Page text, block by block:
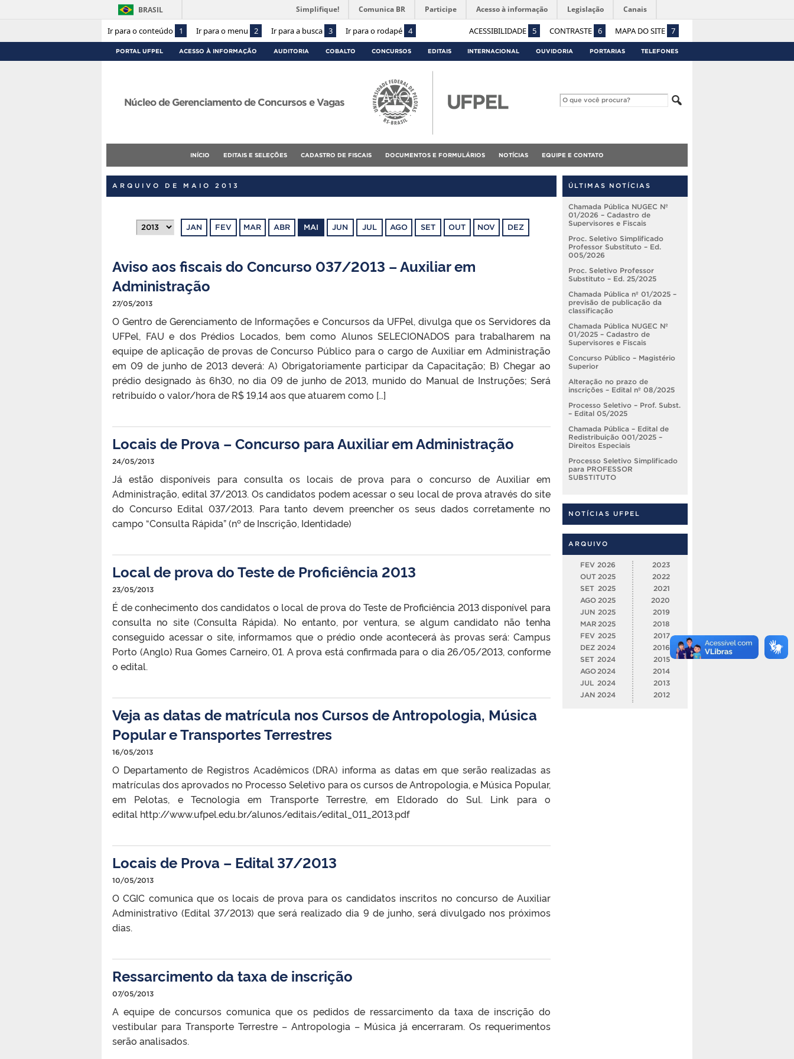
Ir para o conteúdo 1 Ir para o menu 2 Ir para a busca 3 Ir para o rodapé 4 ACESSIBILIDADE 5 CONTRASTE 6 MAPA DO SITE 7
BRASIL Simplifique! Comunica BR Participe Acesso à informação Legislação Canais
PORTAL UFPEL ACESSO À INFORMAÇÃO AUDITORIA COBALTO CONCURSOS EDITAIS INTERNACIONAL OUVIDORIA PORTARIAS TELEFONES
Núcleo de Gerenciamento de Concursos e Vagas
INÍCIO EDITAIS E SELEÇÕES CADASTRO DE FISCAIS DOCUMENTOS E FORMULÁRIOS NOTÍCIAS EQUIPE E CONTATO
ARQUIVO DE MAIO 2013
JAN FEV MAR ABR MAI JUN JUL AGO SET OUT NOV DEZ
Aviso aos fiscais do Concurso 037/2013 – Auxiliar em
Administração
27/05/2013
O Gentro de Gerenciamento de Informações e Concursos da UFPel, divulga que os Servidores da
UFPel, FAU e dos Prédios Locados, bem como Alunos SELECIONADOS para trabalharem na
equipe de aplicação de provas de Concurso Público para o cargo de Auxiliar em Administração
em 09 de junho de 2013 deverá: A) Obrigatoriamente participar da Capacitação; B) Chegar ao
prédio designado às 6h30, no dia 09 de junho de 2013, munido do Manual de Instruções; Será
retribuído o valor/hora de R$ 19,14 aos que atuarem como […]
Locais de Prova – Concurso para Auxiliar em Administração
24/05/2013
Já estão disponíveis para consulta os locais de prova para o concurso de Auxiliar em
Administração, edital 37/2013. Os candidatos podem acessar o seu local de prova através do site
do Concurso Edital 037/2013. Para tanto devem preencher os seus dados corretamente no
campo “Consulta Rápida” (nº de Inscrição, Identidade)
Local de prova do Teste de Proficiência 2013
23/05/2013
É de conhecimento dos candidatos o local de prova do Teste de Proficiência 2013 disponível para
consulta no site (Consulta Rápida). No entanto, por ventura, se algum candidato não tenha
conseguido acessar o site, informamos que o prédio onde acontecerá às provas será: Campus
Porto (Anglo) Rua Gomes Carneiro, 01. A prova está confirmada para o dia 26/05/2013, conforme
o edital.
Veja as datas de matrícula nos Cursos de Antropologia, Música
Popular e Transportes Terrestres
16/05/2013
O Departamento de Registros Acadêmicos (DRA) informa as datas em que serão realizadas as
matrículas dos aprovados no Processo Seletivo para os cursos de Antropologia, e Música Popular,
em Pelotas, e Tecnologia em Transporte Terrestre, em Eldorado do Sul. Link para o
edital http://www.ufpel.edu.br/alunos/editais/edital_011_2013.pdf
Locais de Prova – Edital 37/2013
10/05/2013
O CGIC comunica que os locais de prova para os candidatos inscritos no concurso de Auxiliar
Administrativo (Edital 37/2013) que será realizado dia 9 de junho, será divulgado nos próximos
dias.
Ressarcimento da taxa de inscrição
07/05/2013
A equipe de concursos comunica que os pedidos de ressarcimento da taxa de inscrição do
vestibular para Transporte Terrestre – Antropologia – Música já encerraram. Os requerimentos
serão analisados.
ÚLTIMAS NOTÍCIAS
Chamada Pública NUGEC Nº
01/2026 – Cadastro de
Supervisores e Fiscais
Proc. Seletivo Simplificado
Professor Substituto – Ed.
005/2026
Proc. Seletivo Professor
Substituto – Ed. 25/2025
Chamada Pública nº 01/2025 –
previsão de publicação da
classificação
Chamada Pública NUGEC Nº
01/2025 – Cadastro de
Supervisores e Fiscais
Concurso Público – Magistério
Superior
Alteração no prazo de
inscrições – Edital nº 08/2025
Processo Seletivo – Prof. Subst.
– Edital 05/2025
Chamada Pública – Edital de
Redistribuição 001/2025 –
Direitos Especiais
Processo Seletivo Simplificado
para PROFESSOR
SUBSTITUTO
NOTÍCIAS UFPEL
ARQUIVO
FEV 2026
OUT 2025
SET 2025
AGO 2025
JUN 2025
MAR 2025
FEV 2025
DEZ 2024
SET 2024
AGO 2024
JUL 2024
JAN 2024
2023
2022
2021
2020
2019
2018
2017
2016
2015
2014
2013
2012